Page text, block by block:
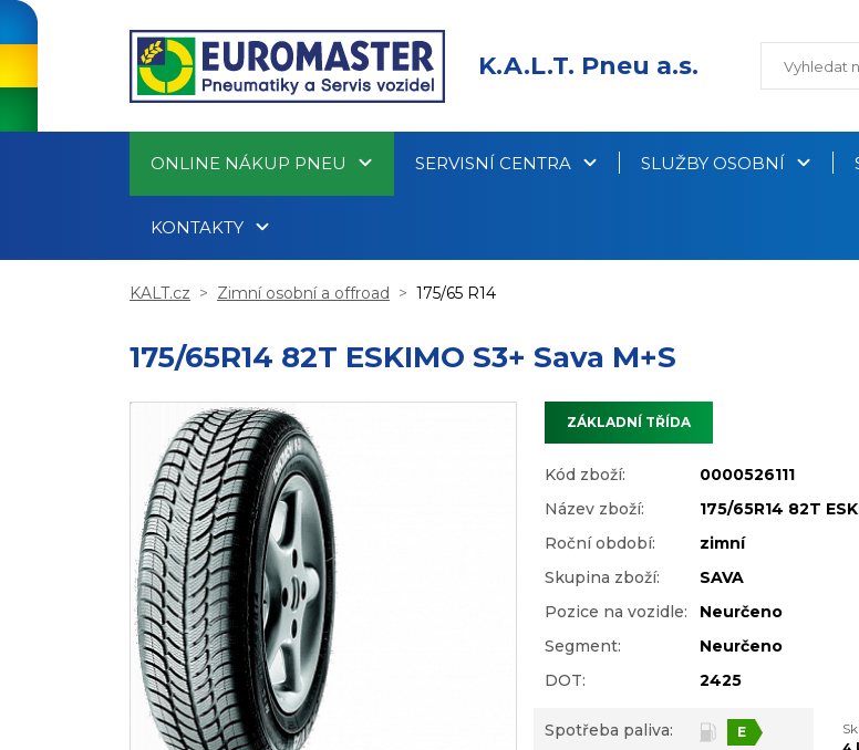
K.A.L.T. Pneu a.s.
ONLINE NÁKUP PNEU SERVISNÍ CENTRA SLUŽBY OSOBNÍ
KONTAKTY
KALT.cz Zimní osobní a offroad 175/65 R14
175/65R14 82T ESKIMO S3+ Sava M+S
ZÁKLADNÍ TŘÍDA
Kód zboží:
0000526111
Název zboží:
175/65R14 82T
Roční období:
zimní
Skupina zboží:
SAVA
Pozice na vozidle:
Neurčeno
Segment:
Neurčeno
DOT:
2425
Spotřeba paliva: E